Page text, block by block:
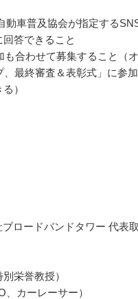
車普及協会が指定する
答できること
合わせて募集すること（
最終審査＆表彰式」に参
）
ロードバンドタワー 代表
栄誉教授）
カーレーサー）